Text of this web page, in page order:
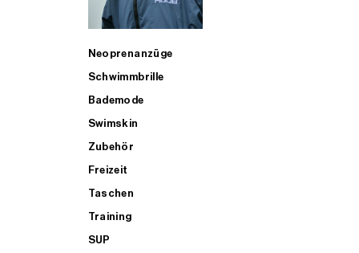
Neoprenanzüge
Schwimmbrille
Bademode
Swimskin
Zubehör
Freizeit
Taschen
Training
SUP